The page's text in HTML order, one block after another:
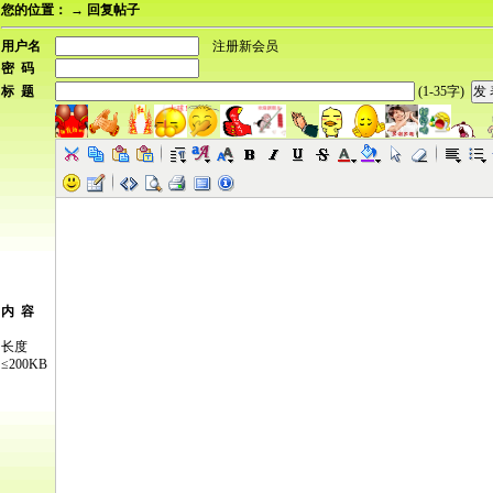
您的位置： → 回复帖子
用户名
注册新会员
密 码
标 题
(1-35字)
内 容
长度
≤200KB